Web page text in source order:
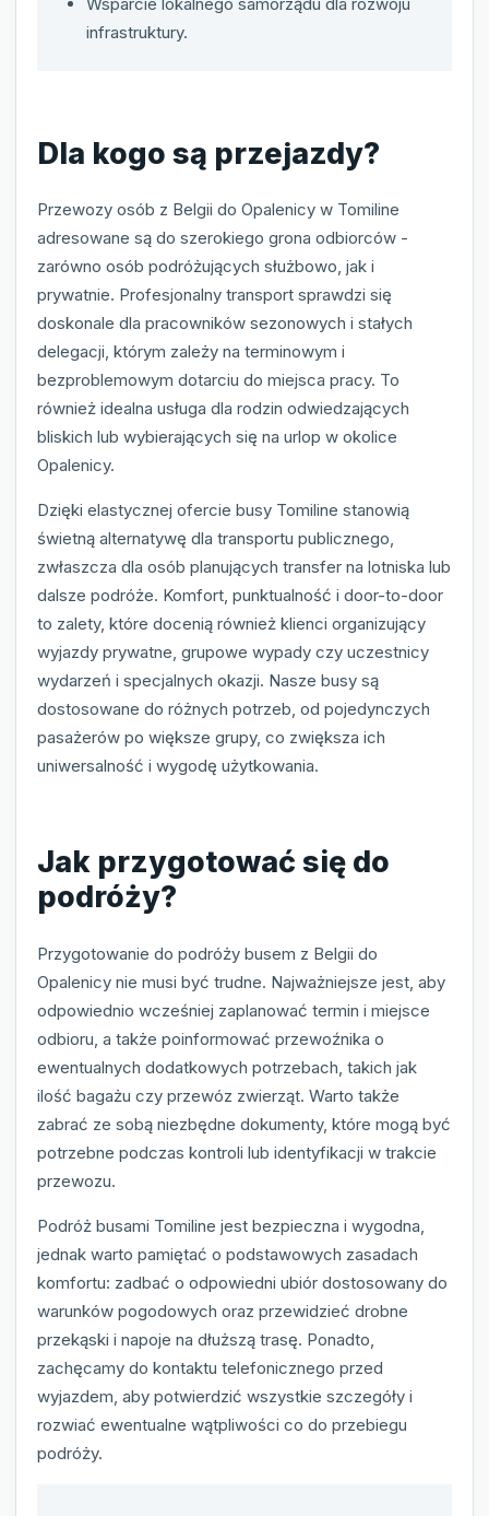
infrastruktury.
Dla kogo są przejazdy?
Przewozy osób z Belgii do Opalenicy w Tomiline
adresowane są do szerokiego grona odbiorców -
zarówno osób podróżujących służbowo, jak i
prywatnie. Profesjonalny transport sprawdzi się
doskonale dla pracowników sezonowych i stałych
delegacji, którym zależy na terminowym i
bezproblemowym dotarciu do miejsca pracy. To
również idealna usługa dla rodzin odwiedzających
bliskich lub wybierających się na urlop w okolice
Opalenicy.
Dzięki elastycznej ofercie busy Tomiline stanowią
świetną alternatywę dla transportu publicznego,
zwłaszcza dla osób planujących transfer na lotniska lub
dalsze podróże. Komfort, punktualność i door-to-door
to zalety, które docenią również klienci organizujący
wyjazdy prywatne, grupowe wypady czy uczestnicy
wydarzeń i specjalnych okazji. Nasze busy są
dostosowane do różnych potrzeb, od pojedynczych
pasażerów po większe grupy, co zwiększa ich
uniwersalność i wygodę użytkowania.
Jak przygotować się do
podróży?
Przygotowanie do podróży busem z Belgii do
Opalenicy nie musi być trudne. Najważniejsze jest, aby
odpowiednio wcześniej zaplanować termin i miejsce
odbioru, a także poinformować przewoźnika o
ewentualnych dodatkowych potrzebach, takich jak
ilość bagażu czy przewóz zwierząt. Warto także
zabrać ze sobą niezbędne dokumenty, które mogą być
potrzebne podczas kontroli lub identyfikacji w trakcie
przewozu.
Podróż busami Tomiline jest bezpieczna i wygodna,
jednak warto pamiętać o podstawowych zasadach
komfortu: zadbać o odpowiedni ubiór dostosowany do
warunków pogodowych oraz przewidzieć drobne
przekąski i napoje na dłuższą trasę. Ponadto,
zachęcamy do kontaktu telefonicznego przed
wyjazdem, aby potwierdzić wszystkie szczegóły i
rozwiać ewentualne wątpliwości co do przebiegu
podróży.